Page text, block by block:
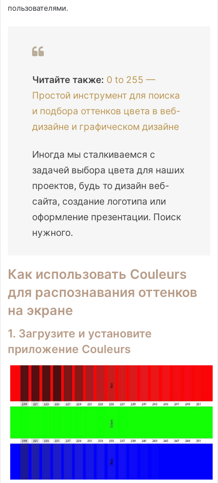
пользователями.
Читайте также: 0 to 255 —
Простой инструмент для поиска
и подбора оттенков цвета в веб-
дизайне и графическом дизайне
Иногда мы сталкиваемся с
задачей выбора цвета для наших
проектов, будь то дизайн веб-
сайта, создание логотипа или
оформление презентации. Поиск
нужного.
Как использовать Couleurs
для распознавания оттенков
на экране
1. Загрузите и установите
приложение Couleurs